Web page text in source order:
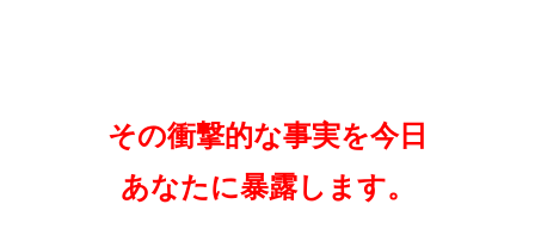
その衝撃的な事実を今日
あなたに暴露します。